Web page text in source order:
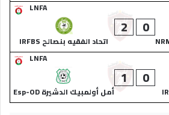
LNFA
0
2
اتحاد الفقيه بنصالح IRFBS
LNFA
0
1
أمل أولمبيك الدشيرة Esp-OD